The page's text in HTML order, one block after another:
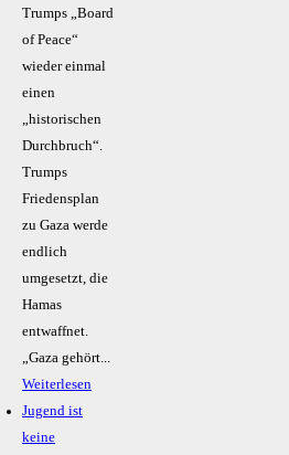
Trumps „Board
of Peace“
wieder einmal
einen
„historischen
Durchbruch“.
Trumps
Friedensplan
zu Gaza werde
endlich
umgesetzt, die
Hamas
entwaffnet.
„Gaza gehört...
Weiterlesen
Jugend ist
keine